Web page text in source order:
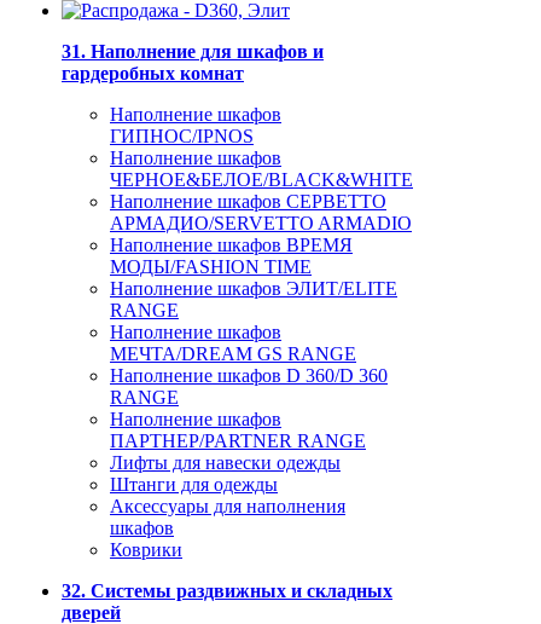
31. Наполнение для шкафов и
гардеробных комнат
Наполнение шкафов
ГИПНОС/IPNOS
Наполнение шкафов
ЧЕРНОЕ&БЕЛОЕ/BLACK&WHITE
Наполнение шкафов СЕРВЕТТО
АРМАДИО/SERVETTO ARMADIO
Наполнение шкафов ВРЕМЯ
МОДЫ/FASHION TIME
Наполнение шкафов ЭЛИТ/ELITE
RANGE
Наполнение шкафов
МЕЧТА/DREAM GS RANGE
Наполнение шкафов D 360/D 360
RANGE
Наполнение шкафов
ПАРТНЕР/PARTNER RANGE
Лифты для навески одежды
Штанги для одежды
Аксессуары для наполнения
шкафов
Коврики
32. Системы раздвижных и складных
дверей